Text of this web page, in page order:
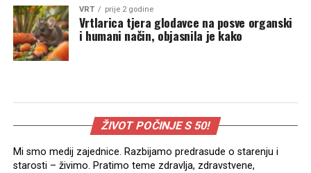
VRT prije 2 godine
Vrtlarica tjera glodavce na posve organski
i humani način, objasnila je kako
ŽIVOT POČINJE S 50!
Mi smo medij zajednice. Razbijamo predrasude o starenju i
starosti – živimo. Pratimo teme zdravlja, zdravstvene,